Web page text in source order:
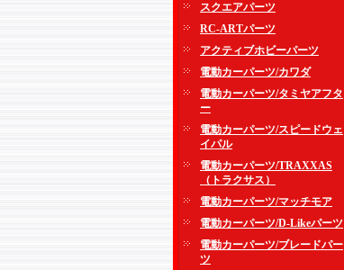
スクエアパーツ
RC-ARTパーツ
アクティブホビーパーツ
電動カーパーツ/カワダ
電動カーパーツ/タミヤアフタ
ー
電動カーパーツ/スピードウェ
イパル
電動カーパーツ/TRAXXAS
（トラクサス）
電動カーパーツ/マッチモア
電動カーパーツ/D-Likeパーツ
電動カーパーツ/ブレードパー
ツ